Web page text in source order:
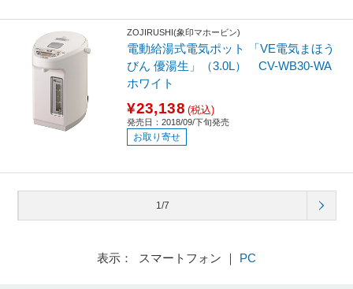
ZOJIRUSHI(象印マホービン)
電動給湯式電気ポット 「VE電気まほう
びん 優湯生」（3.0L） CV-WB30-WA
ホワイト
¥23,138 (税込)
発売日：2018/09/下旬発売
お取り寄せ
1/7
表示： スマートフォン ｜ PC